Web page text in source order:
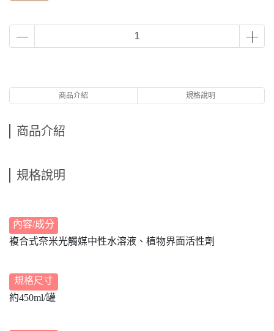
商品介紹 規格說明
商品介紹
規格說明
內容/成分
複合式奈米光觸媒中性水溶液、植物界面活性劑
規格尺寸
約450ml/罐